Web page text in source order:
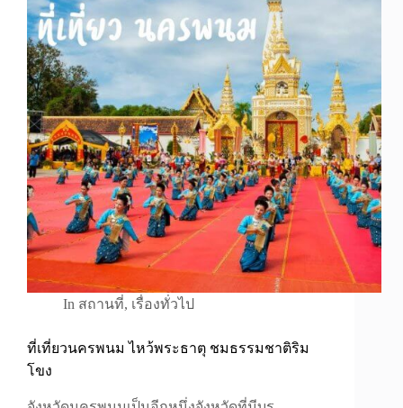
In สถานที่, เรื่องทั่วไป
ที่เที่ยวนครพนม ไหว้พระธาตุ ชมธรรมชาติริม
โขง